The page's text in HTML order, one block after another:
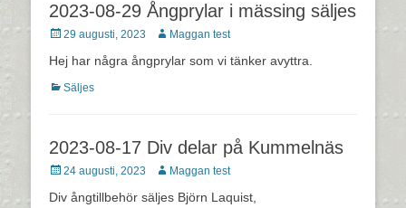
2023-08-29 Ångprylar i mässing säljes
Postades
29 augusti, 2023 Författare
Maggan test
Hej har några ångprylar som vi tänker avyttra.
Kategorier
Säljes
2023-08-17 Div delar på Kummelnäs
Postades
24 augusti, 2023 Författare
Maggan test
Div ångtillbehör säljes Björn Laquist,